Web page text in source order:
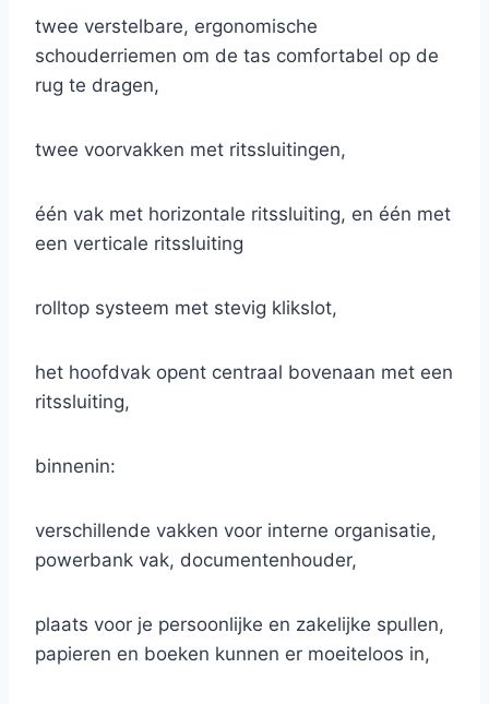
twee verstelbare, ergonomische
schouderriemen om de tas comfortabel op de
rug te dragen,
twee voorvakken met ritssluitingen,
één vak met horizontale ritssluiting, en één met
een verticale ritssluiting
rolltop systeem met stevig klikslot,
het hoofdvak opent centraal bovenaan met een
ritssluiting,
binnenin:
verschillende vakken voor interne organisatie,
powerbank vak, documentenhouder,
plaats voor je persoonlijke en zakelijke spullen,
papieren en boeken kunnen er moeiteloos in,